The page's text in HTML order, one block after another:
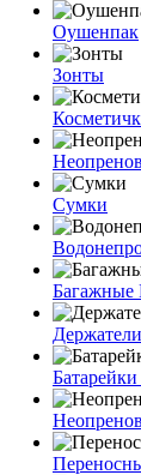
Оушенпак
Зонты
Сумки
Багажные